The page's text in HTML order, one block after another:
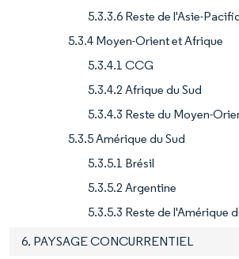
5.3.3.6 Reste de l'Asie-
5.3.4 Moyen-Orient et Afrique
5.3.4.1 CCG
5.3.4.2 Afrique du Sud
5.3.4.3 Reste du Moyen-
5.3.5 Amérique du Sud
5.3.5.1 Brésil
5.3.5.2 Argentine
5.3.5.3 Reste de l'Amérique
6. PAYSAGE CONCURRENTIEL